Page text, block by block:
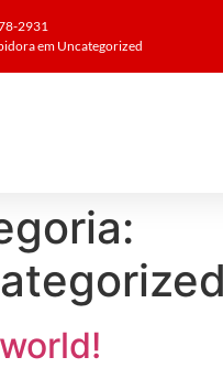
2931
em Uncategorized